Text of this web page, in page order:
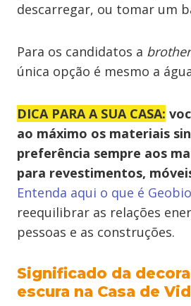
descarregar, ou tomar um
Para os candidatos a
única opção é mesmo a
DICA PARA A SUA CASA:
ao máximo os materiais
preferência sempre aos
para revestimentos,
Entenda aqui o que é
reequilibrar as relações
pessoas e as construções.
Significado da
escura na Casa de